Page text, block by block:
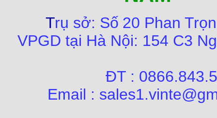
Trụ sở: Số 20 Phan
VPGD tại Hà Nội: 154 C3
ĐT :
Email :